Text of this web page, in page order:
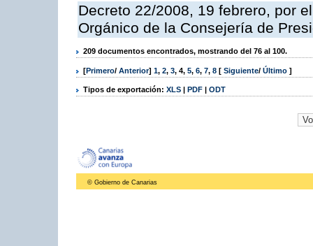
Decreto 22/2008, 19 febrero, por
Orgánico de la Consejería de
209 documentos encontrados, mostrando del 76 al 100.
[Primero/ Anterior] 1, 2, 3, 4, 5, 6, 7, 8 [ Siguiente/ Último ]
Tipos de exportación: XLS | PDF | ODT
© Gobierno de Canarias